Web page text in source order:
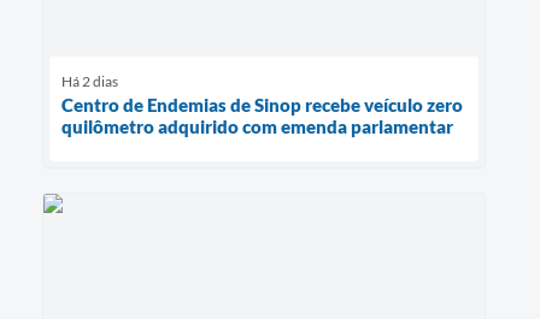
Há 2 dias
Centro de Endemias de Sinop recebe veículo zero
quilômetro adquirido com emenda parlamentar